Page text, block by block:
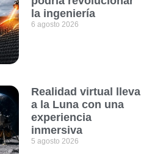
la ingeniería
6 agosto 2026
Realidad virtual lleva
a la Luna con una
experiencia
inmersiva
5 agosto 2026